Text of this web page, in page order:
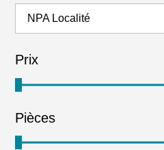
NPA Localité
Prix
Pièces